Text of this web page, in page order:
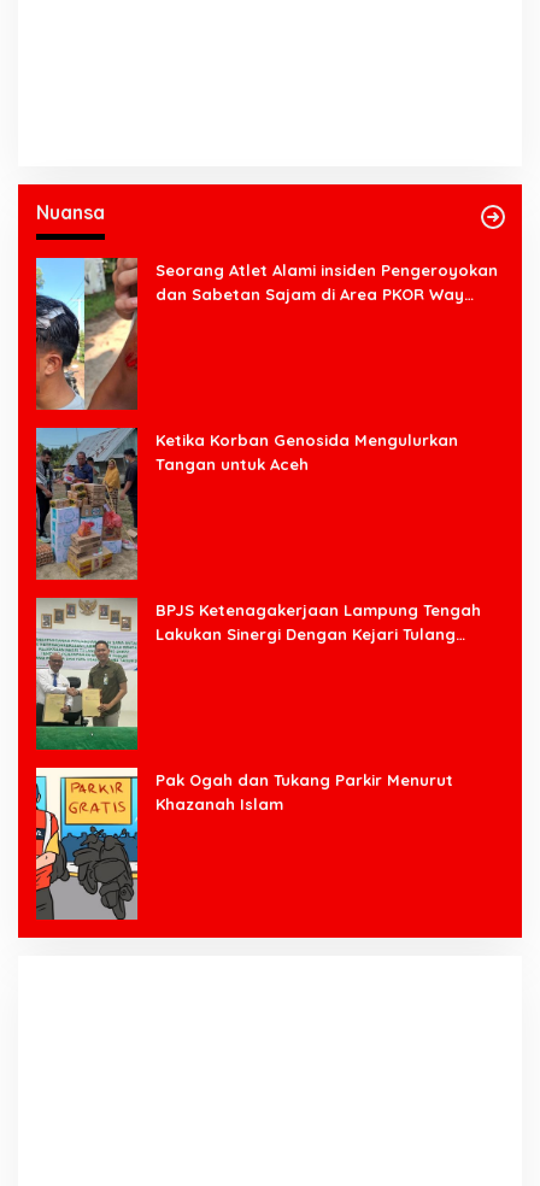
Nuansa
Seorang Atlet Alami insiden Pengeroyokan
dan Sabetan Sajam di Area PKOR Way
Ketika Korban Genosida Mengulurkan
Tangan untuk Aceh
BPJS Ketenagakerjaan Lampung Tengah
Lakukan Sinergi Dengan Kejari Tulang
Pak Ogah dan Tukang Parkir Menurut
Khazanah Islam